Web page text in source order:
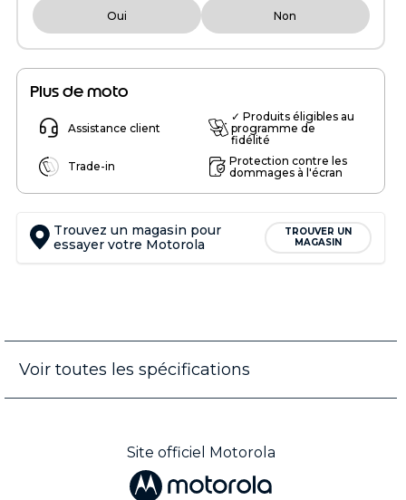
Oui Non
Plus de moto
Assistance client
✓ Produits éligibles au
programme de
fidélité
Trade-in
Protection contre les
dommages à l'écran
Trouvez un magasin pour
essayer votre Motorola
TROUVER UN
MAGASIN
Voir toutes les spécifications
Site officiel Motorola